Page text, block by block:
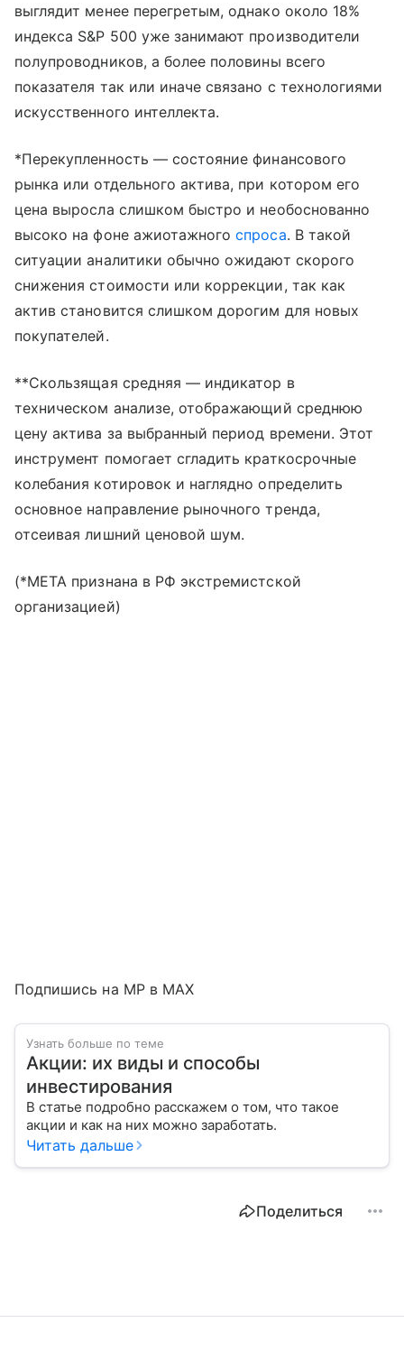
выглядит менее перегретым, однако около 18%
индекса S&P 500 уже занимают производители
полупроводников, а более половины всего
показателя так или иначе связано с технологиями
искусственного интеллекта.
*Перекупленность — состояние финансового
рынка или отдельного актива, при котором его
цена выросла слишком быстро и необоснованно
высоко на фоне ажиотажногоспроса. В такой
ситуации аналитики обычно ожидают скорого
снижения стоимости или коррекции, так как
актив становится слишком дорогим для новых
покупателей.
**Скользящая средняя — индикатор в
техническом анализе, отображающий среднюю
цену актива за выбранный период времени. Этот
инструмент помогает сгладить краткосрочные
колебания котировок и наглядно определить
основное направление рыночного тренда,
отсеивая лишний ценовой шум.
(*META признана в РФ экстремистской
организацией)
Подпишись на MP в MAX
Узнать больше по теме
Акции: их виды и способы
инвестирования
В статье подробно расскажем о том, что такое
акции и как на них можно заработать.
Читать дальше
Поделиться